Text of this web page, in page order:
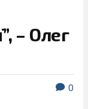
– Олег
0